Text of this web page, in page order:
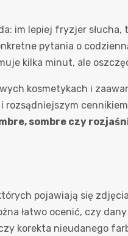
im lepiej fryzjer słucha,
pytania o
kilka minut, ale
kosmetykach i
sombre czy
pojawiają się
łatwo ocenić, czy
korekta nieudanego